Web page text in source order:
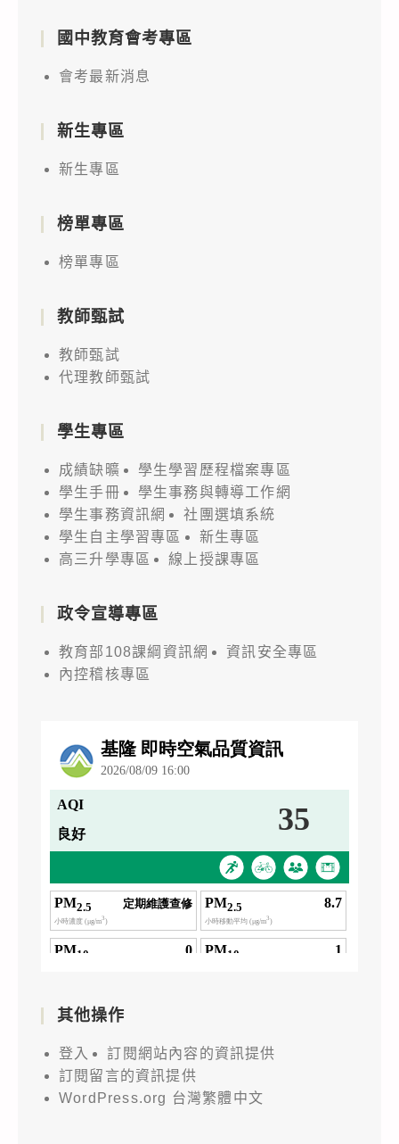
國中教育會考專區
會考最新消息
新生專區
新生專區
榜單專區
榜單專區
教師甄試
教師甄試
代理教師甄試
學生專區
成績缺曠
學生學習歷程檔案專區
學生手冊
學生事務與轉導工作網
學生事務資訊網
社團選填系統
學生自主學習專區
新生專區
高三升學專區
線上授課專區
政令宣導專區
教育部108課綱資訊網
資訊安全專區
內控稽核專區
其他操作
登入
訂閱網站內容的資訊提供
訂閱留言的資訊提供
WordPress.org 台灣繁體中文